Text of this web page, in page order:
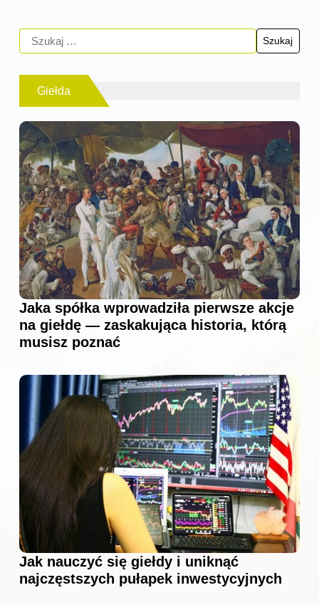
Giełda
Jaka spółka wprowadziła pierwsze akcje
na giełdę — zaskakująca historia, którą
musisz poznać
Jak nauczyć się giełdy i uniknąć
najczęstszych pułapek inwestycyjnych